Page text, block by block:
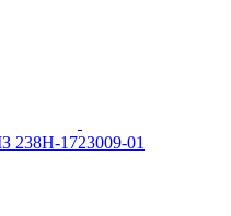
238Н-1723009-01